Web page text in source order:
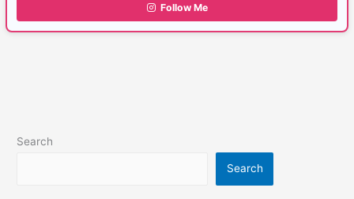
Follow Me
Search
Search